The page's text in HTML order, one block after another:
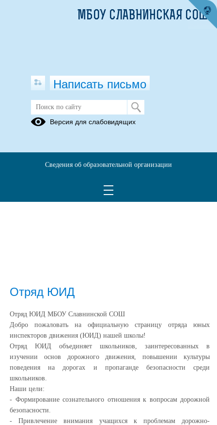
Отряд ЮИД
Отряд ЮИД МБОУ Славнинской СОШ
Добро пожаловать на официальную страницу отряда юных
инспекторов движения (ЮИД) нашей школы!
Отряд ЮИД объединяет школьников, заинтересованных в
изучении основ дорожного движения, повышении культуры
поведения на дорогах и пропаганде безопасности среди
школьников.
Наши цели:
- Формирование сознательного отношения к вопросам дорожной
безопасности.
- Привлечение внимания учащихся к проблемам дорожно-
МБОУ СЛАВНИНСКАЯ СОШ
Написать письмо
Версия для слабовидящих
Сведения об образовательной организации